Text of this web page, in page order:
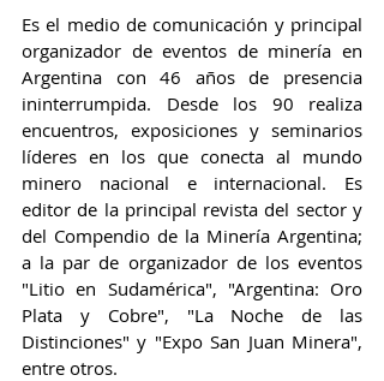
Es el medio de comunicación y principal
organizador de eventos de minería en
Argentina con 46 años de presencia
ininterrumpida. Desde los 90 realiza
encuentros, exposiciones y seminarios
líderes en los que conecta al mundo
minero nacional e internacional. Es
editor de la principal revista del sector y
del Compendio de la Minería Argentina;
a la par de organizador de los eventos
"Litio en Sudamérica", "Argentina: Oro
Plata y Cobre", "La Noche de las
Distinciones" y "Expo San Juan Minera",
entre otros.